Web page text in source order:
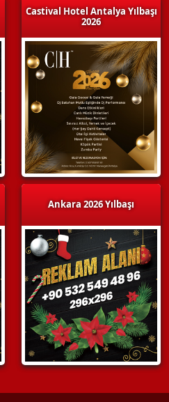
Castival Hotel Antalya Yılbaşı
2026
Ankara 2026 Yılbaşı